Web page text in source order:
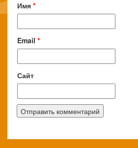
Имя *
Email *
Сайт